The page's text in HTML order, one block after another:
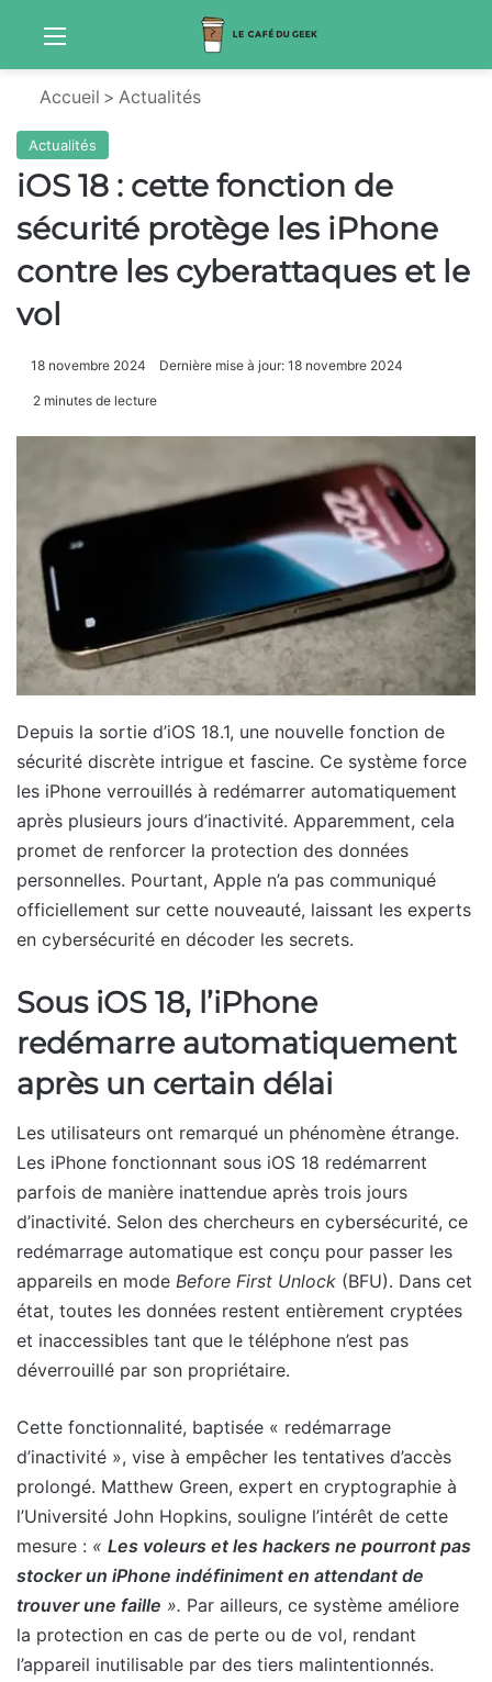
Menu
Accueil > Actualités
Actualités
iOS 18 : cette fonction de
sécurité protège les iPhone
contre les cyberattaques et le
vol
18 novembre 2024 Dernière mise à jour: 18 novembre 2024
2 minutes de lecture
Depuis la sortie d’iOS 18.1, une nouvelle fonction de
sécurité discrète intrigue et fascine. Ce système force
les iPhone verrouillés à redémarrer automatiquement
après plusieurs jours d’inactivité. Apparemment, cela
promet de renforcer la protection des données
personnelles. Pourtant, Apple n’a pas communiqué
officiellement sur cette nouveauté, laissant les experts
en cybersécurité en décoder les secrets.
Sous iOS 18, l’iPhone
redémarre automatiquement
après un certain délai
Les utilisateurs ont remarqué un phénomène étrange.
Les iPhone fonctionnant sous iOS 18 redémarrent
parfois de manière inattendue après trois jours
d’inactivité. Selon des chercheurs en cybersécurité, ce
redémarrage automatique est conçu pour passer les
appareils en mode Before First Unlock (BFU). Dans cet
état, toutes les données restent entièrement cryptées
et inaccessibles tant que le téléphone n’est pas
déverrouillé par son propriétaire.
Cette fonctionnalité, baptisée « redémarrage
d’inactivité », vise à empêcher les tentatives d’accès
prolongé. Matthew Green, expert en cryptographie à
l’Université John Hopkins, souligne l’intérêt de cette
mesure : « Les voleurs et les hackers ne pourront pas
stocker un iPhone indéfiniment en attendant de
trouver une faille ». Par ailleurs, ce système améliore
la protection en cas de perte ou de vol, rendant
l’appareil inutilisable par des tiers malintentionnés.